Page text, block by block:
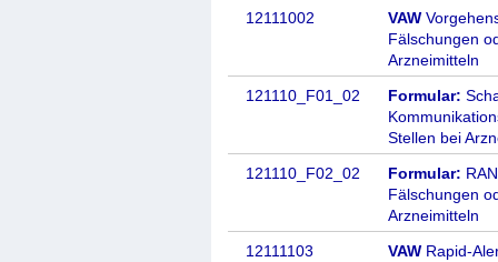
12111002
VAW
Fälschungen
Arzneimitteln
121110_F01_02
Formular:
Stellen bei
121110_F02_02
Formular:
Fälschungen
Arzneimitteln
12111103
VAW Rapid-